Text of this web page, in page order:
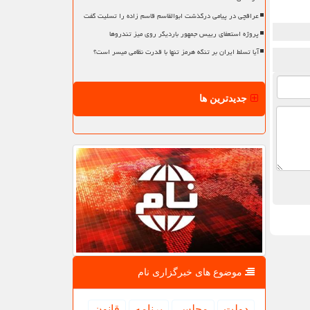
عراقچی در پیامی درگذشت ابوالقاسم قاسم زاده را تسلیت گفت
پروژه استعفای رییس جمهور باردیگر روی میز تندروها
آیا تسلط ایران بر تنگه هرمز تنها با قدرت نظامی میسر است؟
جدیدترین ها
موضوع های خبرگزاری نام